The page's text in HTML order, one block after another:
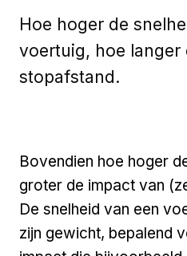
Hoe hoger de
voertuig, hoe langer
stopafstand.
Bovendien hoe hoger
groter de impact van
De snelheid van een
zijn gewicht, bepalend